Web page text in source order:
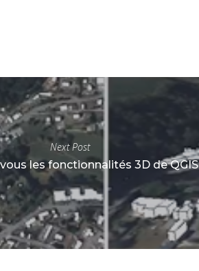
Next Post
les fonctionnalités 3D de